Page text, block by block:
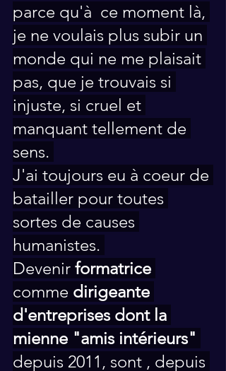
parce qu'à  ce moment là,
je ne voulais plus subir un
monde qui ne me plaisait
pas, que je trouvais si
injuste, si cruel et
manquant tellement de
sens.
J'ai toujours eu à coeur de
batailler pour toutes
sortes de causes
humanistes.
Devenir formatrice
comme dirigeante
d'entreprises dont la
mienne "amis intérieurs"
depuis 2011, sont , depuis